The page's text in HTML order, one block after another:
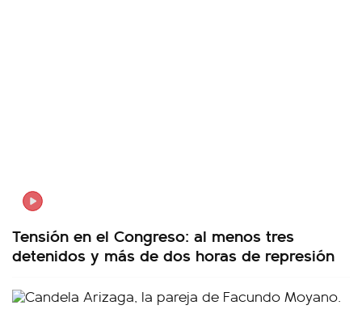
Tensión en el Congreso: al menos tres
detenidos y más de dos horas de represión